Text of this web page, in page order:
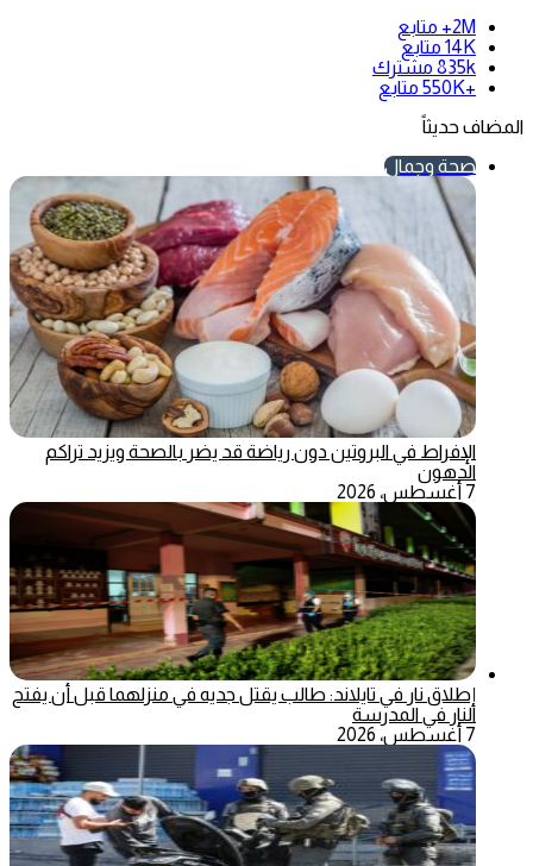
2M+
متابع
14K متابع
835k مشترك
+550K
متابع
المضاف حديثاً
صحة وجمال
الإفراط في البروتين دون رياضة قد يضر بالصحة ويزيد تراكم
الدهون
7 أغسطس، 2026
إطلاق نار في تايلاند: طالب يقتل جديه في منزلهما قبل أن يفتح
النار في المدرسة
7 أغسطس، 2026